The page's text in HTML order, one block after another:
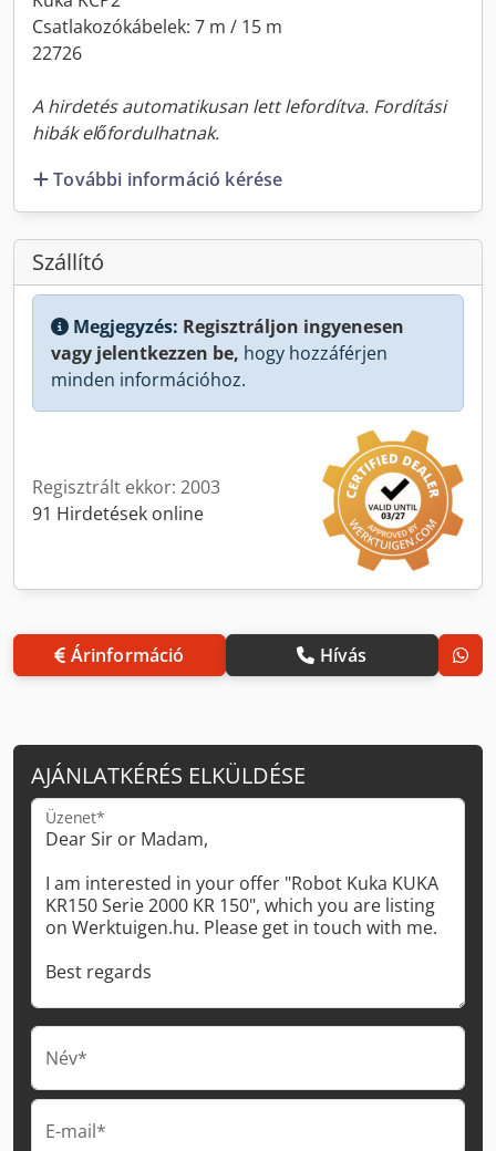
Csatlakozókábelek: 7 m / 15 m
22726
A hirdetés automatikusan lett lefordítva. Fordítási
hibák előfordulhatnak.
További információ kérése
Szállító
Megjegyzés: Regisztráljon ingyenesen
vagy jelentkezzen be, hogy hozzáférjen
minden információhoz.
Regisztrált ekkor: 2003
91 Hirdetések online
Árinformáció Hívás
AJÁNLATKÉRÉS ELKÜLDÉSE
Üzenet*
Név*
E-mail*